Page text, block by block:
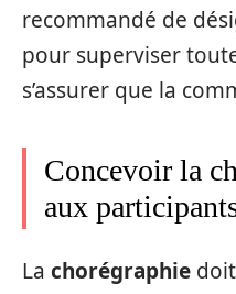
recommandé de
pour superviser
s’assurer que la
Concevoir la
aux
La chorégraphie